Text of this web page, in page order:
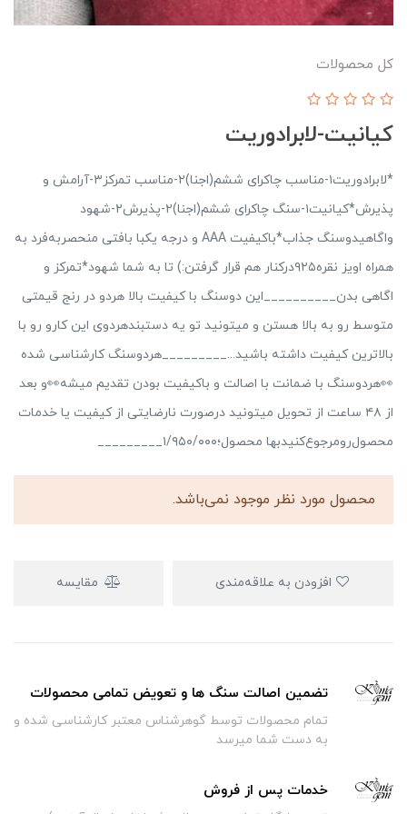
کل محصولات
کیانیت-لابرادوریت
*لابرادوریت۱-مناسب چاکرای ششم(اجنا)۲-مناسب تمرکز۳-آرامش و‌
پذیرش*کیانیت۱-سنگ چاکرای ششم(اجنا)۲-پذیرش۲-شهود
و‌اگاهیدوسنگ جذاب*باکیفیت AAA و درجه یکبا بافتی منحصربه‌فرد به
همراه اویز نقره۹۲۵درکنار هم قرار گرفتن:) تا به شما شهود*تمرکز و
اگاهی بدن__________این دوسنگ با کیفیت بالا هردو در رنج قیمتی
متوسط رو به بالا هستن و میتونید تو یه دستبند‌هردوی این کارو رو با
بالاترین کیفیت داشته باشید..._________هردوسنگ کارشناسی شده
👀هردوسنگ با ضمانت با اصالت و باکیفیت بودن تقدیم میشه👀و بعد
از ۴۸ ساعت از تحویل میتونید درصورت نارضایتی از کیفیت یا خدمات
محصول‌رو‌مرجوع‌کنیدبها محصول؛۱/۹۵۰/۰۰۰_________
محصول مورد نظر موجود نمی‌باشد.
مقایسه
تضمین اصالت سنگ ها و تعویض تمامی محصولات
تمام محصولات توسط گوهرشناس معتبر کارشناسی شده و
به دست شما میرسد
خدمات پس از فروش